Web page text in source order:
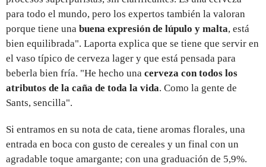
para todo el mundo, pero los expertos también la valoran
porque tiene una buena expresión de lúpulo y malta, está
bien equilibrada". Laporta explica que se tiene que servir en
el vaso típico de cerveza lager y que está pensada para
beberla bien fría. "He hecho una cerveza con todos los
atributos de la caña de toda la vida. Como la gente de
Sants, sencilla".
Si entramos en su nota de cata, tiene aromas florales, una
entrada en boca con gusto de cereales y un final con un
agradable toque amargante; con una graduación de 5,9%.